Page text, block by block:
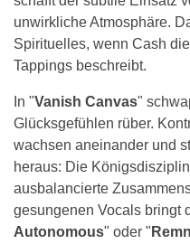
unwirkliche Atmosphäre.
Spirituelles, wenn Cash
Tappings beschreibt.
In "Vanish Canvas"
Glücksgefühlen rüber.
wachsen aneinander und
heraus: Die
ausbalancierte
gesungenen Vocals bringt
Autonomous" oder "